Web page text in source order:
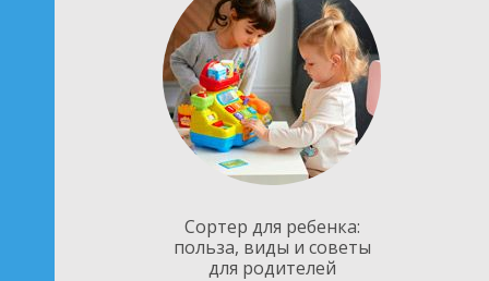
Сортер для ребенка:
польза, виды и советы
для родителей